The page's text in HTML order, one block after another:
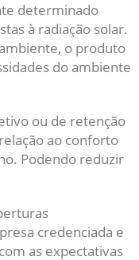
determinado
à radiação solar.
o produto
do ambiente
ou de retenção
ao conforto
Podendo reduzir
credenciada e
as expectativas